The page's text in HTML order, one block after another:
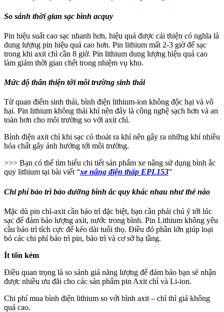
So sánh thời gian sạc bình acquy
Pin hiệu suất cao sạc nhanh hơn, hiệu quả được cải thiện có nghĩa là
dung lượng pin hiệu quả cao hơn. Pin lithium mất 2-3 giờ để sạc
trong khi axit chì cần 8 giờ. Pin lithium dung lượng hiệu quả cao
làm giảm thời gian chết trong nhiệm vụ kho.
Mức độ thân thiện tới môi trường sinh thái
Từ quan điểm sinh thái, bình điện lithium-ion không độc hại và vô
hại. Pin lithium không thải khí nên đây là công nghệ sạch hơn và an
toàn hơn cho môi trường so với axit chì.
Bình điện axit chì khi sạc có thoát ra khí nên gây ra những khí nhiều
hóa chất gây ảnh hưởng tới môi trường.
>>> Bạn có thể tìm hiểu chi tiết sản phẩm xe nâng sử dụng bình ắc
quy lithium tại bài viết “xe nâng điện thấp EPL153”
Chi phí bảo trì bảo dưỡng bình ắc quy khác nhau như thế nào
Mặc dù pin chì-axit cần bảo trì đặc biệt, bạn cần phải chú ý tới lúc
sạc để đảm bảo lượng axit, nước trong bình. Pin Lithium không yêu
cầu bảo trì tích cực để kéo dài tuổi thọ. Điều đó phần lớn giúp loại
bỏ các chi phí bảo trì pin, bảo trì và cơ sở hạ tầng.
Ít tốn kém
Điều quan trọng là so sánh giá năng lượng để đảm bảo bạn sẽ nhận
được nhiều ưu đãi cho các sản phẩm pin Axit chì và Li-ion.
Chi phí mua bình điện lithium so với bình axit – chì thì giá không
quá cao.